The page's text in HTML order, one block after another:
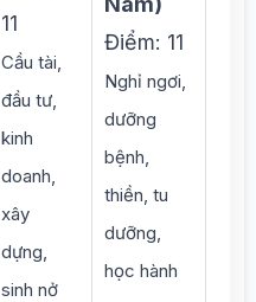
11
Cầu tài,
đầu tư,
kinh
doanh,
xây
dựng,
sinh nở
Điểm: 11
Nghỉ ngơi,
dưỡng
bệnh,
thiền, tu
dưỡng,
học hành